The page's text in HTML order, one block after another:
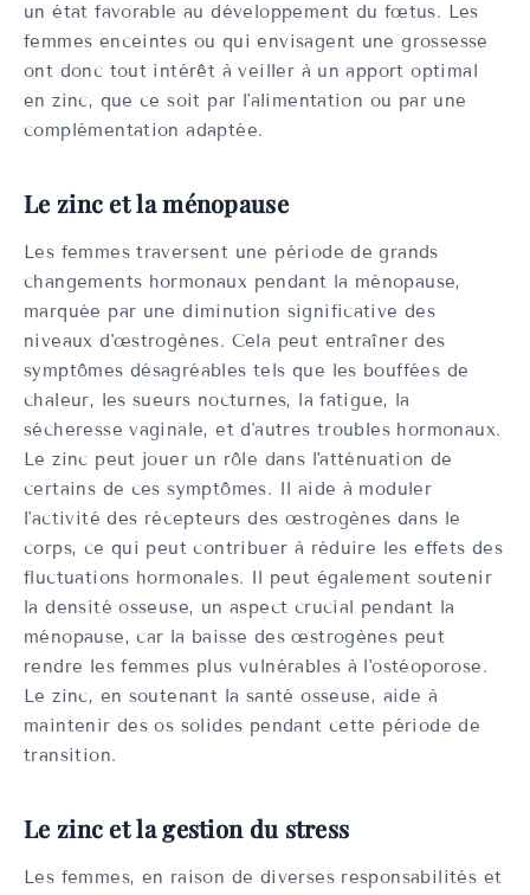
un état favorable au développement du fœtus. Les
femmes enceintes ou qui envisagent une grossesse
ont donc tout intérêt à veiller à un apport optimal
en zinc, que ce soit par l'alimentation ou par une
complémentation adaptée.
Le zinc et la ménopause
Les femmes traversent une période de grands
changements hormonaux pendant la ménopause,
marquée par une diminution significative des
niveaux d'œstrogènes. Cela peut entraîner des
symptômes désagréables tels que les bouffées de
chaleur, les sueurs nocturnes, la fatigue, la
sécheresse vaginale, et d'autres troubles hormonaux.
Le zinc peut jouer un rôle dans l'atténuation de
certains de ces symptômes. Il aide à moduler
l'activité des récepteurs des œstrogènes dans le
corps, ce qui peut contribuer à réduire les effets des
fluctuations hormonales. Il peut également soutenir
la densité osseuse, un aspect crucial pendant la
ménopause, car la baisse des œstrogènes peut
rendre les femmes plus vulnérables à l'ostéoporose.
Le zinc, en soutenant la santé osseuse, aide à
maintenir des os solides pendant cette période de
transition.
Le zinc et la gestion du stress
Les femmes, en raison de diverses responsabilités et